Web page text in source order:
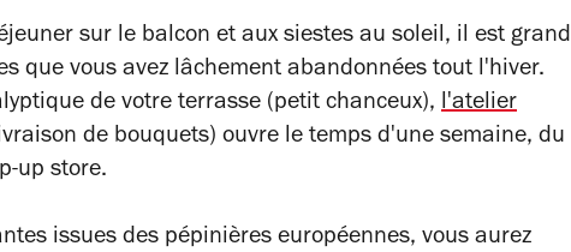
sur le balcon et aux siestes au soleil, il est grand
que vous avez lâchement abandonnées tout l'hiver.
de votre terrasse (petit chanceux), l'atelier
de bouquets) ouvre le temps d'une semaine, du
up store.
issues des pépinières européennes, vous aurez